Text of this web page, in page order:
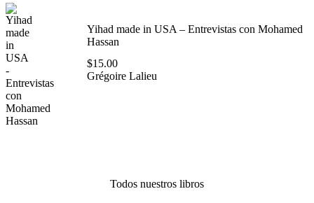
Yihad made in USA – Entrevistas con Mohamed
Hassan
$15.00
Grégoire Lalieu
Todos nuestros libros